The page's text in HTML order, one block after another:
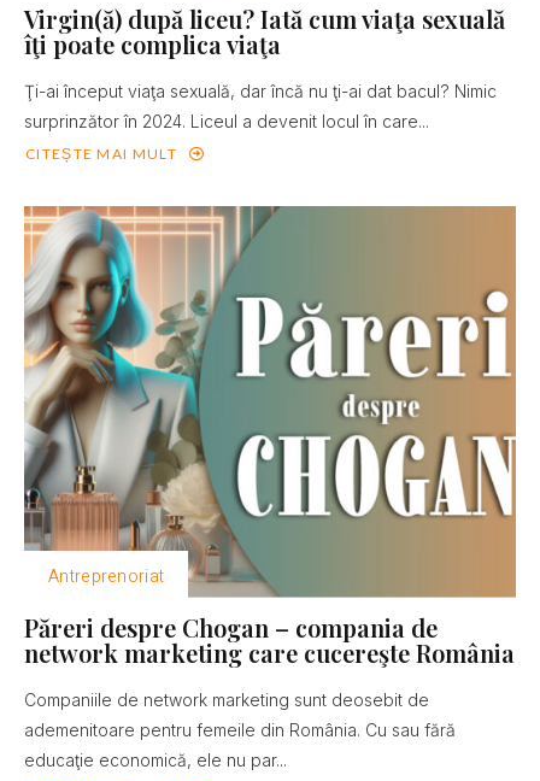
Virgin(ă) după liceu? Iată cum viaţa sexuală
îţi poate complica viaţa
Ţi-ai început viaţa sexuală, dar încă nu ţi-ai dat bacul? Nimic
surprinzător în 2024. Liceul a devenit locul în care...
CITEȘTE MAI MULT
Antreprenoriat
Păreri despre Chogan – compania de
network marketing care cucereşte România
Companiile de network marketing sunt deosebit de
ademenitoare pentru femeile din România. Cu sau fără
educaţie economică, ele nu par...